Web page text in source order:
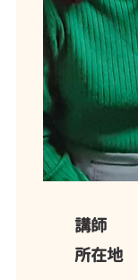
講師
所在地